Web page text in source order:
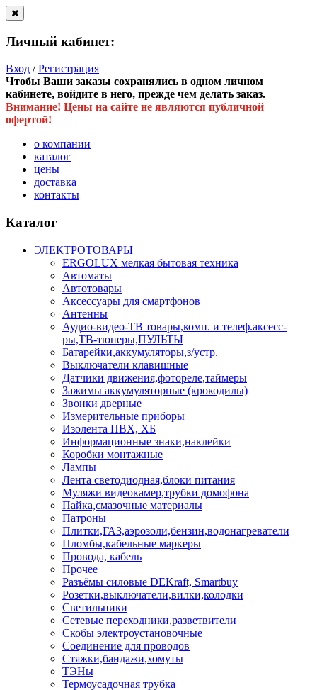
Личный кабинет:
Вход /Регистрация
Чтобы Ваши заказы сохранялись в одном личном
кабинете, войдите в него, прежде чем делать заказ.
Внимание! Цены на сайте не являются публичной
офертой!
о компании
каталог
цены
доставка
контакты
Каталог
ЭЛЕКТРОТОВАРЫ
ERGOLUX мелкая бытовая техника
Автоматы
Автотовары
Аксессуары для смартфонов
Антенны
Аудио-видео-ТВ товары,комп. и телеф.аксесс-
ры,ТВ-тюнеры,ПУЛЬТЫ
Батарейки,аккумуляторы,з/устр.
Выключатели клавишные
Датчики движения,фотореле,таймеры
Зажимы аккумуляторные (крокодилы)
Звонки дверные
Измерительные приборы
Изолента ПВХ, ХБ
Информационные знаки,наклейки
Коробки монтажные
Лампы
Лента светодиодная,блоки питания
Муляжи видеокамер,трубки домофона
Пайка,смазочные материалы
Патроны
Плитки,ГАЗ,аэрозоли,бензин,водонагреватели
Пломбы,кабельные маркеры
Провода, кабель
Прочее
Разъёмы силовые DEKraft, Smartbuy
Розетки,выключатели,вилки,колодки
Светильники
Сетевые переходники,разветвители
Скобы электроустановочные
Соединение для проводов
Стяжки,бандажи,хомуты
ТЭНы
Термоусадочная трубка